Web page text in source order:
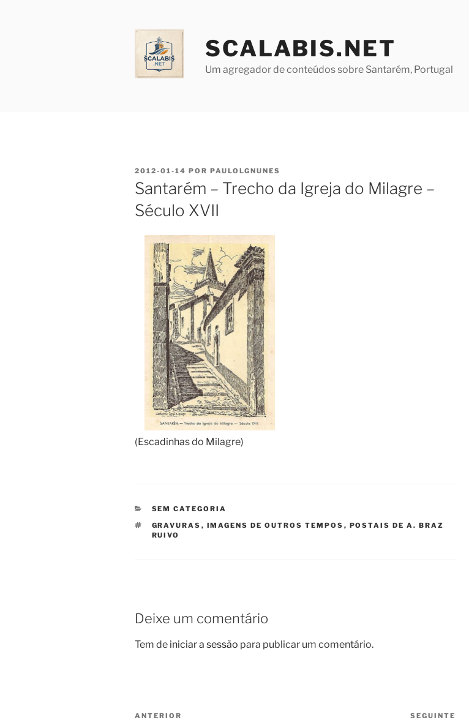
SCALABIS.NET
Um agregador de conteúdos sobre Santarém, Portugal
PUBLICADO
EM
2012-01-14 POR PAULOLGNUNES
Santarém – Trecho da Igreja do Milagre –
Século XVII
(Escadinhas do Milagre)
CATEGORIAS
SEM CATEGORIA
ETIQUETAS
GRAVURAS , IMAGENS DE OUTROS TEMPOS , POSTAIS DE A. BRAZ
RUIVO
Deixe um comentário
Tem de iniciar a sessão para publicar um comentário.
Navegação
Conteúdo
ANTERIOR SEGUINTE